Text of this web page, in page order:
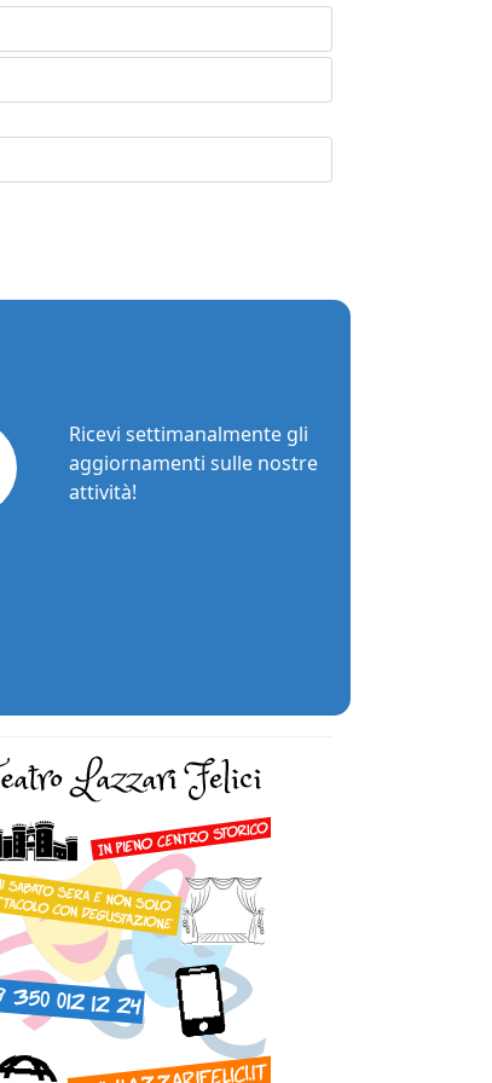
Ricevi settimanalmente gli
aggiornamenti sulle nostre
attività!